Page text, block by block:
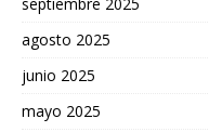
agosto 2025
junio 2025
mayo 2025